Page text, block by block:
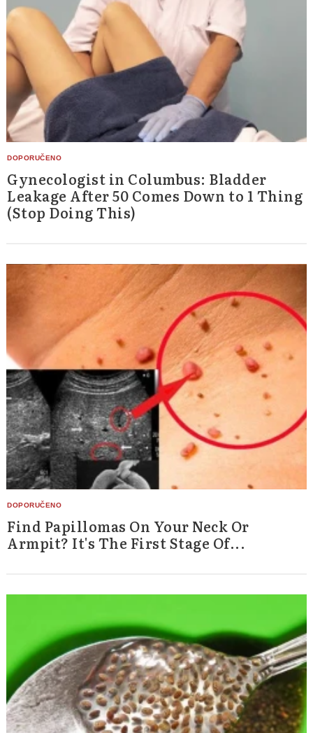
Gynecologist in Columbus: Bladder
Leakage After 50 Comes Down to 1 Thing
(Stop Doing This)
Find Papillomas On Your Neck Or
Armpit? It's The First Stage Of...